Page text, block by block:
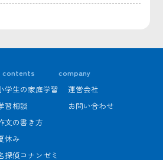
学生の家庭学習
習相談
文の書き方
休み
探偵コナンゼミ
company
運営会社
お問い合わせ